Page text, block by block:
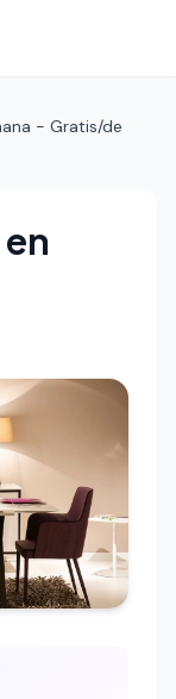
- Gratis/de